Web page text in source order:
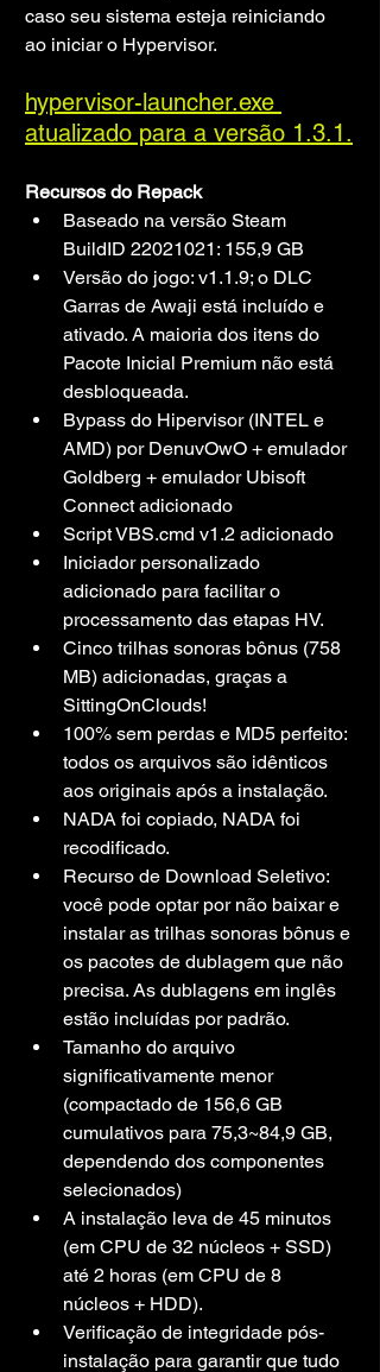
caso seu sistema esteja reiniciando
ao iniciar o Hypervisor.
hypervisor-launcher.exe
atualizado para a versão 1.3.1.
Recursos do Repack
Baseado na versão Steam
BuildID 22021021: 155,9 GB
Versão do jogo: v1.1.9; o DLC
Garras de Awaji está incluído e
ativado. A maioria dos itens do
Pacote Inicial Premium não está
desbloqueada.
Bypass do Hipervisor (INTEL e
AMD) por DenuvOwO + emulador
Goldberg + emulador Ubisoft
Connect adicionado
Script VBS.cmd v1.2 adicionado
Iniciador personalizado
adicionado para facilitar o
processamento das etapas HV.
Cinco trilhas sonoras bônus (758
MB) adicionadas, graças a
SittingOnClouds!
100% sem perdas e MD5 perfeito:
todos os arquivos são idênticos
aos originais após a instalação.
NADA foi copiado, NADA foi
recodificado.
Recurso de Download Seletivo:
você pode optar por não baixar e
instalar as trilhas sonoras bônus e
os pacotes de dublagem que não
precisa. As dublagens em inglês
estão incluídas por padrão.
Tamanho do arquivo
significativamente menor
(compactado de 156,6 GB
cumulativos para 75,3~84,9 GB,
dependendo dos componentes
selecionados)
A instalação leva de 45 minutos
(em CPU de 32 núcleos + SSD)
até 2 horas (em CPU de 8
núcleos + HDD).
Verificação de integridade pós-
instalação para garantir que tudo